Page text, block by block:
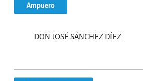
Ampuero
DON JOSÉ SÁNCHEZ DÍEZ